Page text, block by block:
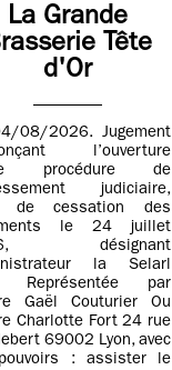
La Grande
Tête
d'Or
08/2026. Jugement
l’ouverture
procédure de
judiciaire,
de cessation des
le 24 juillet
désignant
la Selarl
Représentée par
Gaël Couturier Ou
Charlotte Fort 24 rue
69002 Lyon, avec
: assister le